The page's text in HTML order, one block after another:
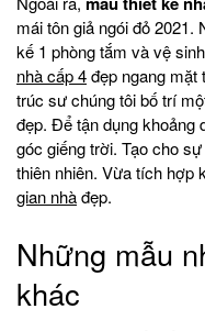
mái tôn giả ngói đỏ 2021.
kế 1 phòng tắm và vệ
nhà cấp 4đẹp ngang mặt
trúc sư chúng tôi bố trí
đẹp. Để tận dụng khoảng
góc giếng trời. Tạo cho
thiên nhiên. Vừa tích hợp
gian nhàđẹp.
Những mẫu
khác